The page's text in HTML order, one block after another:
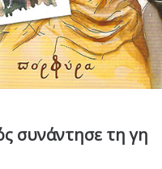
συνάντησε τη γη